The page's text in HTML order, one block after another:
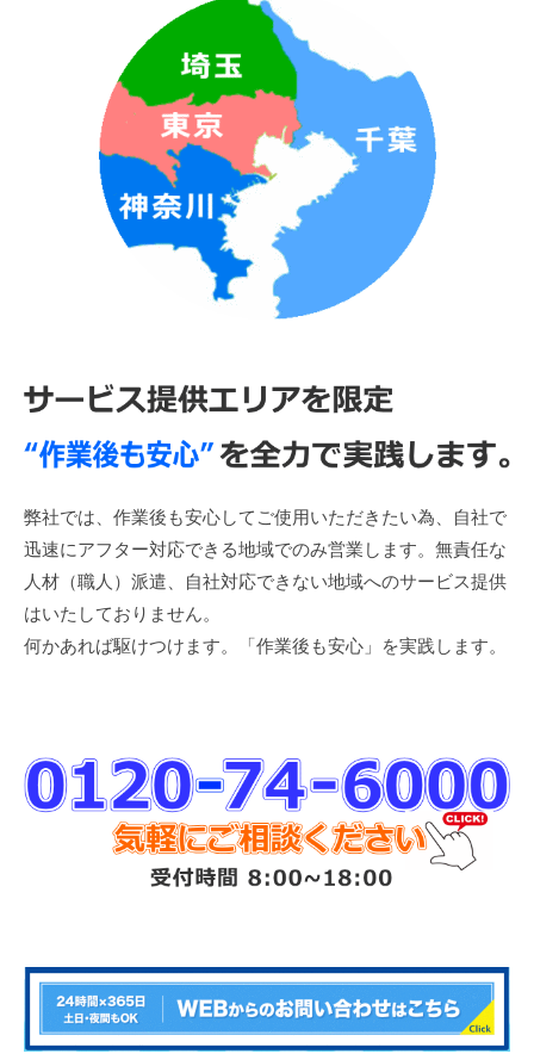
弊社では、作業後も安心してご使用いただきたい為、自社で
迅速にアフター対応できる地域でのみ営業します。無責任な
人材（職人）派遣、自社対応できない地域へのサービス提供
はいたしておりません。
何かあれば駆けつけます。「作業後も安心」を実践します。